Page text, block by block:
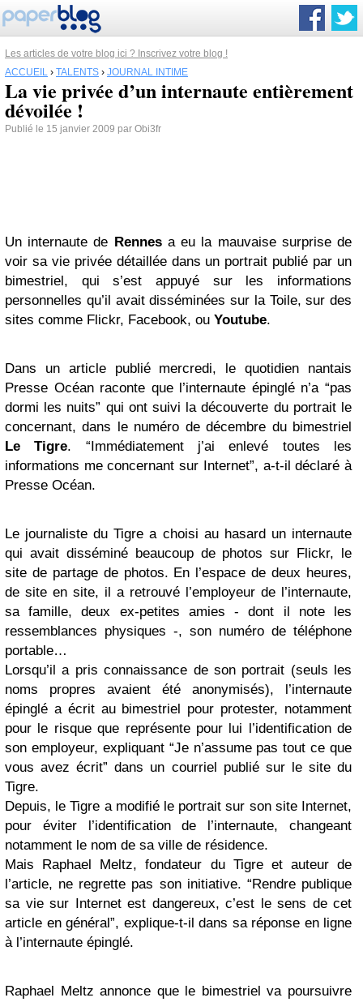
Les articles de votre blog ici ? Inscrivez votre blog !
ACCUEIL › TALENTS › JOURNAL INTIME
La vie privée d’un internaute entièrement
dévoilée !
Publié le 15 janvier 2009 par Obi3fr
Un internaute de Rennesa eu la mauvaise surprise de
voir sa vie privée détaillée dans un portrait publié par un
bimestriel, qui s’est appuyé sur les informations
personnelles qu’il avait disséminées sur la Toile, sur des
sites comme Flickr, Facebook, ou Youtube.
Dans un article publié mercredi, le quotidien nantais
Presse Océan raconte que l’internaute épinglé n’a “pas
dormi les nuits” qui ont suivi la découverte du portrait le
concernant, dans le numéro de décembre du bimestriel
Le Tigre. “Immédiatement j’ai enlevé toutes les
informations me concernant sur Internet”, a-t-il déclaré à
Presse Océan.
Le journaliste du Tigre a choisi au hasard un internaute
qui avait disséminé beaucoup de photos sur Flickr, le
site de partage de photos. En l’espace de deux heures,
de site en site, il a retrouvé l’employeur de l’internaute,
sa famille, deux ex-petites amies - dont il note les
ressemblances physiques -, son numéro de téléphone
portable…
Lorsqu’il a pris connaissance de son portrait (seuls les
noms propres avaient été anonymisés), l’internaute
épinglé a écrit au bimestriel pour protester, notamment
pour le risque que représente pour lui l’identification de
son employeur, expliquant “Je n’assume pas tout ce que
vous avez écrit” dans un courriel publié sur le site du
Tigre.
Depuis, le Tigre a modifié le portrait sur son site Internet,
pour éviter l’identification de l’internaute, changeant
notamment le nom de sa ville de résidence.
Mais Raphael Meltz, fondateur du Tigre et auteur de
l’article, ne regrette pas son initiative. “Rendre publique
sa vie sur Internet est dangereux, c’est le sens de cet
article en général”, explique-t-il dans sa réponse en ligne
à l’internaute épinglé.
Raphael Meltz annonce que le bimestriel va poursuivre